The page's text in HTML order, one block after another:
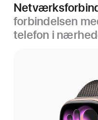
forbindelsen
telefon i